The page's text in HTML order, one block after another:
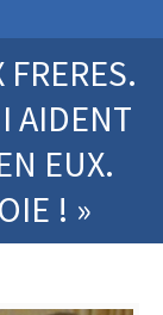
AIDENT
EUX.
! »